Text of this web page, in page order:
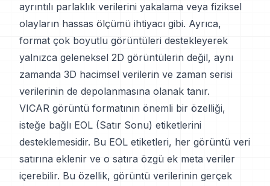
ayrıntılı parlaklık verilerini yakalama veya fiziksel
olayların hassas ölçümü ihtiyacı gibi. Ayrıca,
format çok boyutlu görüntüleri destekleyerek
yalnızca geleneksel 2D görüntülerin değil, aynı
zamanda 3D hacimsel verilerin ve zaman serisi
verilerinin de depolanmasına olanak tanır.
VICAR görüntü formatının önemli bir özelliği,
isteğe bağlı EOL (Satır Sonu) etiketlerini
desteklemesidir. Bu EOL etiketleri, her görüntü veri
satırına eklenir ve o satıra özgü ek meta veriler
içerebilir. Bu özellik, görüntü verilerinin gerçek